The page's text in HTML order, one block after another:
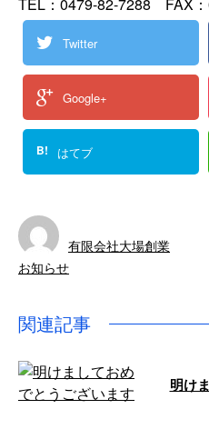
TEL：0479-82-7288 FAX
Twitter
Google+
B! はてブ
有限会社大場創業
お知らせ
関連記事
明け